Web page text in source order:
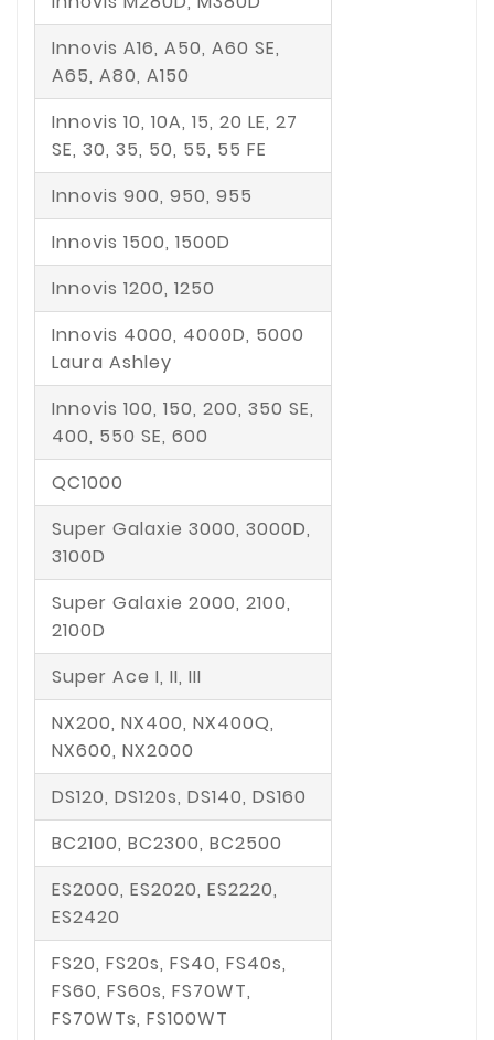
Innovis A16, A50, A60 SE,
A65, A80, A150
Innovis 10, 10A, 15, 20 LE, 27
SE, 30, 35, 50, 55, 55 FE
Innovis 900, 950, 955
Innovis 1500, 1500D
Innovis 1200, 1250
Innovis 4000, 4000D, 5000
Laura Ashley
Innovis 100, 150, 200, 350 SE,
400, 550 SE, 600
QC1000
Super Galaxie 3000, 3000D,
3100D
Super Galaxie 2000, 2100,
2100D
Super Ace I, II, III
NX200, NX400, NX400Q,
NX600, NX2000
DS120, DS120s, DS140, DS160
BC2100, BC2300, BC2500
ES2000, ES2020, ES2220,
ES2420
FS20, FS20s, FS40, FS40s,
FS60, FS60s, FS70WT,
FS70WTs, FS100WT